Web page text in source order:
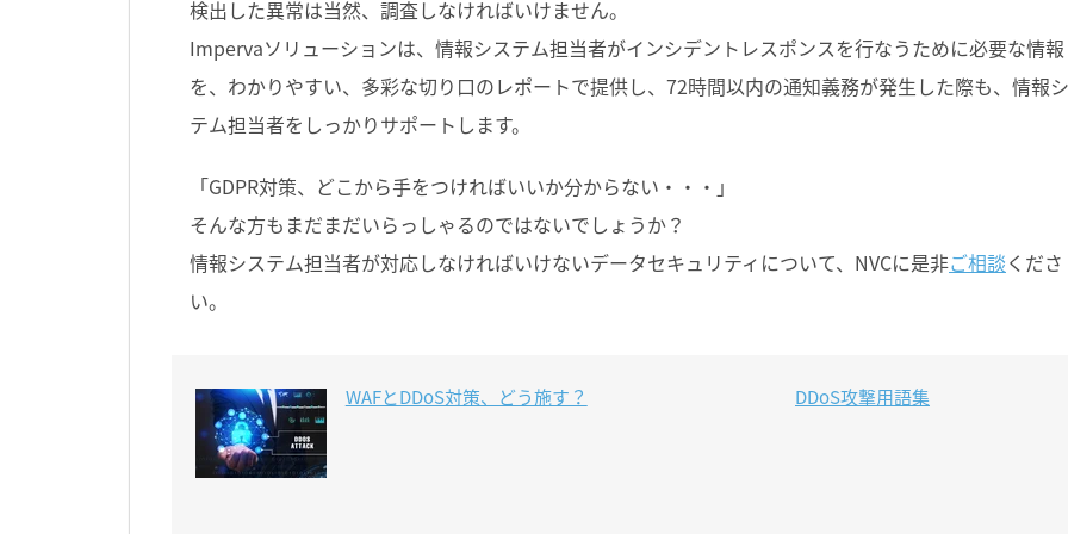
検出した異常は当然、調査しなければいけません。
Impervaソリューションは、情報システム担当者がインシデントレスポンスを行なうために必要な情報
を、わかりやすい、多彩な切り口のレポートで提供し、72時間以内の通知義務が発生した際も、情報
テム担当者をしっかりサポートします。
「GDPR対策、どこから手をつければいいか分からない・・・」
そんな方もまだまだいらっしゃるのではないでしょうか？
情報システム担当者が対応しなければいけないデータセキュリティについて、NVCに是非ご相談くださ
い。
WAFとDDoS対策、どう施す？ DDoS攻撃用語集